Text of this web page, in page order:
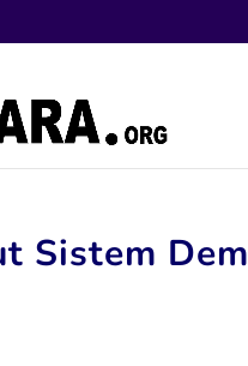
Sistem